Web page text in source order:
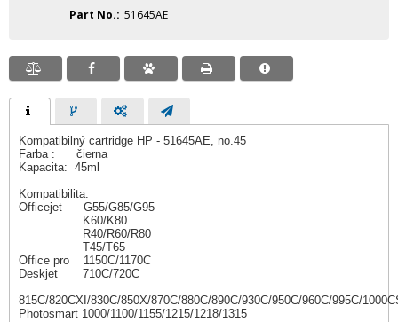
Part No. 51645AE
Kompatibilný cartridge HP - 51645AE, no.45
Farba : čierna
Kapacita: 45ml
Kompatibilita:
Officejet G55/G85/G95
K60/K80
R40/R60/R80
T45/T65
Office pro 1150C/1170C
Deskjet 710C/720C
815C/820CXI/830C/850X/870C/880C/890C/930C/950C/960C/995C/
Photosmart 1000/1100/1155/1215/1218/1315